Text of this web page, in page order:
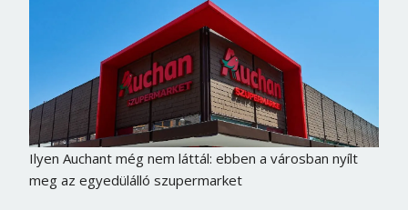
Ilyen Auchant még nem láttál: ebben a városban nyílt
meg az egyedülálló szupermarket